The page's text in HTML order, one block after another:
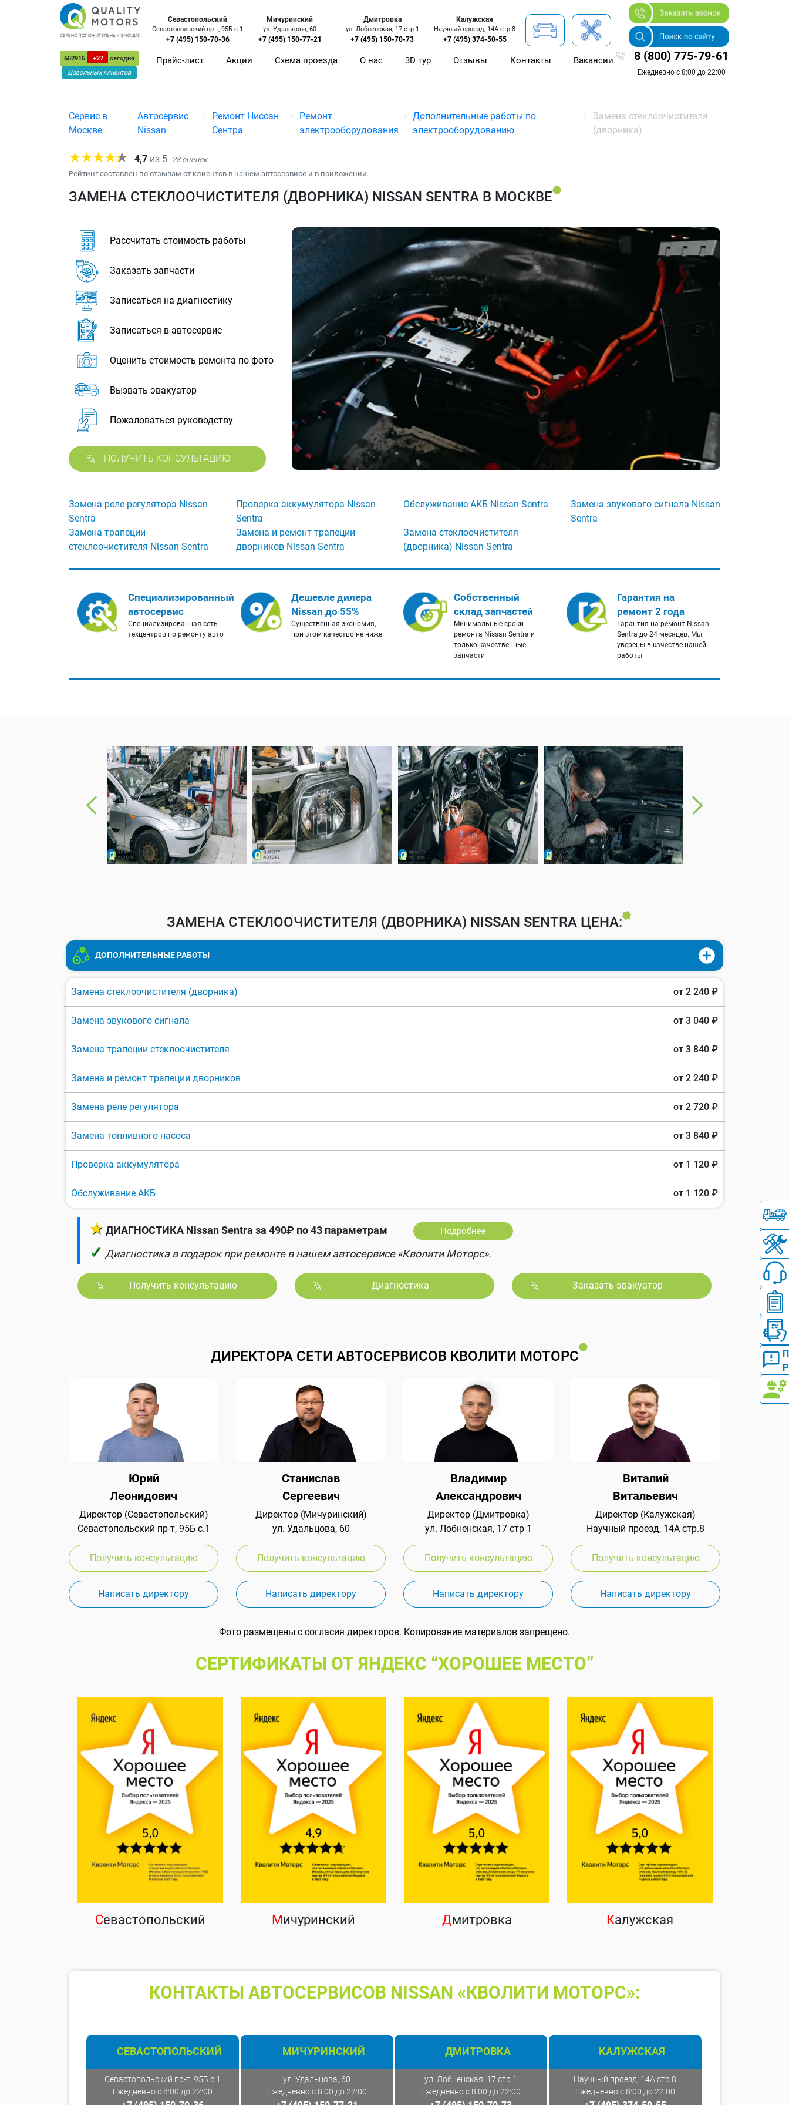
652915 +27
сегодня
Довольных клиентов
Севастопольский
Севастопольский пр-т, 95Б с.1
+7 (495) 150-70-36
Мичуринский
ул. Удальцова, 60
+7 (495) 150-77-21
Дмитровка
ул. Лобненская, 17 стр 1
+7 (495) 150-70-73
Калужская
Научный проезд, 14А стр.8
+7 (495) 374-50-55
Прайс-лист Акции Схема проезда О нас 3D тур Отзывы Контакты Вакансии 8 (800) 775-79-61
Ежедневно с 8:00 до 22:00
Сервис в
Москве
Автосервис
Nissan
Ремонт Ниссан
Сентра
Ремонт
электрооборудования
Дополнительные работы по
электрооборудованию
Замена стеклоочистителя
(дворника)
4,7 из 5 28оценок
Рейтинг составлен по отзывам от клиентов в нашем автосервисе и в приложении.
ЗАМЕНА СТЕКЛООЧИСТИТЕЛЯ (ДВОРНИКА) NISSAN SENTRA В МОСКВЕ
Рассчитать стоимость работы
Заказать запчасти
Записаться на диагностику
Записаться в автосервис
Оценить стоимость ремонта по фото
Вызвать эвакуатор
Пожаловаться руководству
ПОЛУЧИТЬ КОНСУЛЬТАЦИЮ
Замена реле регулятора Nissan
Sentra
Проверка аккумулятора Nissan
Sentra
Обслуживание АКБ Nissan Sentra
Замена звукового сигнала Nissan
Sentra
Замена трапеции
стеклоочистителя Nissan Sentra
Замена и ремонт трапеции
дворников Nissan Sentra
Замена стеклоочистителя
(дворника) Nissan Sentra
Специализированный
автосервис
Специализированная сеть
техцентров по ремонту авто
Дешевле дилера
Nissan до 55%
Существенная экономия,
при этом качество не ниже
Собственный
склад запчастей
Минимальные сроки
ремонта Nissan Sentra и
только качественные
запчасти
Гарантия на
ремонт 2 года
Гарантия на ремонт Nissan
Sentra до 24 месяцев. Мы
уверены в качестве нашей
работы
ЗАМЕНА СТЕКЛООЧИСТИТЕЛЯ (ДВОРНИКА) NISSAN SENTRA ЦЕНА:
ДОПОЛНИТЕЛЬНЫЕ РАБОТЫ
Замена стеклоочистителя (дворника) от 2 240 ₽
Замена звукового сигнала от 3 040 ₽
Замена трапеции стеклоочистителя от 3 840 ₽
Замена и ремонт трапеции дворников от 2 240 ₽
Замена реле регулятора от 2 720 ₽
Замена топливного насоса от 3 840 ₽
Проверка аккумулятора от 1 120 ₽
Обслуживание АКБ от 1 120 ₽
★ ДИАГНОСТИКА Nissan Sentra за 490₽ по 43 параметрам Подробнее
✓ Диагностика в подарок при ремонте в нашем автосервисе «Кволити Моторс».
Получить консультацию Диагностика Заказать эвакуатор
ДИРЕКТОРА СЕТИ АВТОСЕРВИСОВ КВОЛИТИ МОТОРС
Юрий
Леонидович
Директор (Севастопольский)
Севастопольский пр-т, 95Б с.1
Получить консультацию
Написать директору
Станислав
Сергеевич
Директор (Мичуринский)
ул. Удальцова, 60
Получить консультацию
Написать директору
Владимир
Александрович
Директор (Дмитровка)
ул. Лобненская, 17 стр 1
Получить консультацию
Написать директору
Виталий
Витальевич
Директор (Калужская)
Научный проезд, 14А стр.8
Получить консультацию
Написать директору
Фото размещены с согласия директоров. Копирование материалов запрещено.
СЕРТИФИКАТЫ ОТ ЯНДЕКС “ХОРОШЕЕ МЕСТО”
Севастопольский Мичуринский Дмитровка Калужская
КОНТАКТЫ АВТОСЕРВИСОВ NISSAN «КВОЛИТИ МОТОРС»:
СЕВАСТОПОЛЬСКИЙ
Севастопольский пр-т, 95Б с.1
Ежедневно с 8:00 до 22:00
МИЧУРИНСКИЙ
ул. Удальцова, 60
Ежедневно с 8:00 до 22:00
ДМИТРОВКА
ул. Лобненская, 17 стр 1
Ежедневно с 8:00 до 22:00
КАЛУЖСКАЯ
Научный проезд, 14А стр.8
Ежедневно с 8:00 до 22:00